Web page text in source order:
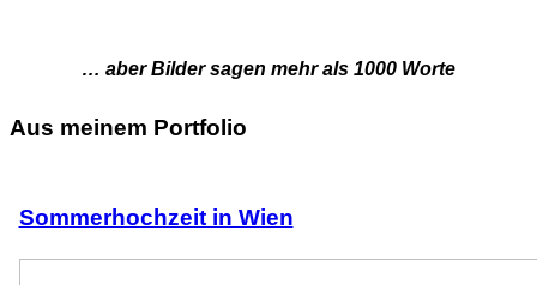
… aber Bilder sagen mehr als 1000 Worte
Aus meinem Portfolio
Sommerhochzeit in Wien